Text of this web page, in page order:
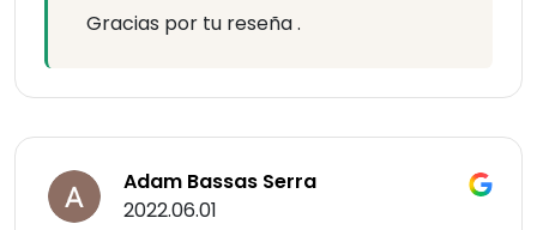
Gracias por tu reseña .
Adam Bassas Serra
2022.06.01